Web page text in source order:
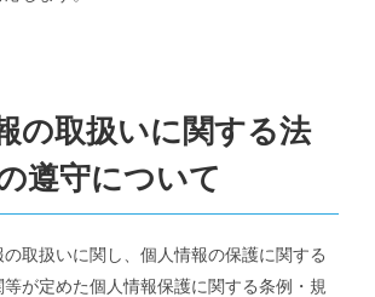
の取扱いに関する法
遵守について
取扱いに関し、個人情報の保護に関する
が定めた個人情報保護に関する条例・規